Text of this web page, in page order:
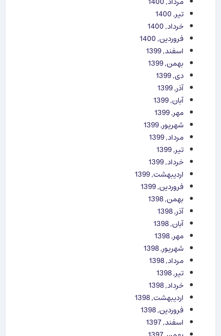
تیر, 1400
خرداد, 1400
فروردین, 1400
اسفند, 1399
بهمن, 1399
دی, 1399
آذر, 1399
آبان, 1399
مهر, 1399
شهریور, 1399
مرداد, 1399
تیر, 1399
خرداد, 1399
اردیبهشت, 1399
فروردین, 1399
بهمن, 1398
آذر, 1398
آبان, 1398
مهر, 1398
شهریور, 1398
مرداد, 1398
تیر, 1398
خرداد, 1398
اردیبهشت, 1398
فروردین, 1398
اسفند, 1397